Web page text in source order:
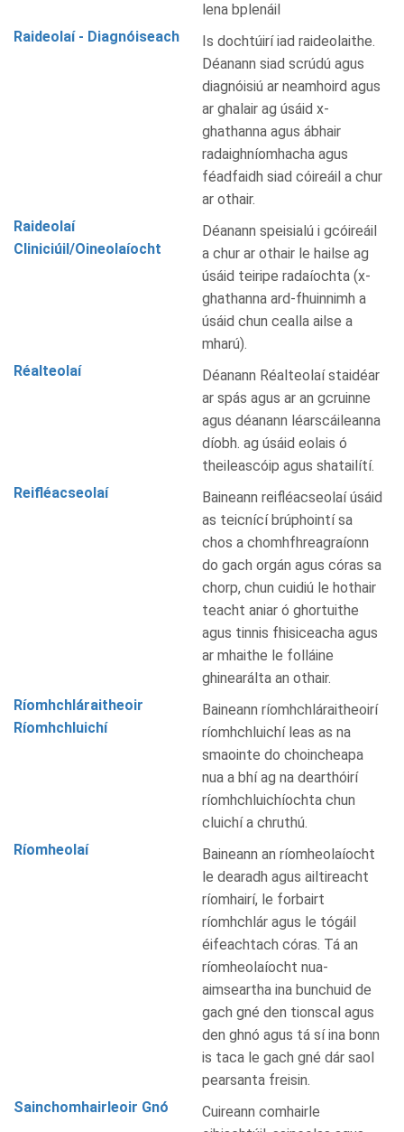
lena bplenáil
Raideolaí - Diagnóiseach
Is dochtúirí iad raideolaithe.
Déanann siad scrúdú agus
diagnóisiú ar neamhoird agus
ar ghalair ag úsáid x-
ghathanna agus ábhair
radaighníomhacha agus
féadfaidh siad cóireáil a chur
ar othair.
Raideolaí
Cliniciúil/Oineolaíocht
Déanann speisialú i gcóireáil
a chur ar othair le hailse ag
úsáid teiripe radaíochta (x-
ghathanna ard-fhuinnimh a
úsáid chun cealla ailse a
mharú).
Réalteolaí
Déanann Réalteolaí staidéar
ar spás agus ar an gcruinne
agus déanann léarscáileanna
díobh. ag úsáid eolais ó
theileascóip agus shatailítí.
Reifléacseolaí
Baineann reifléacseolaí úsáid
as teicnící brúphointí sa
chos a chomhfhreagraíonn
do gach orgán agus córas sa
chorp, chun cuidiú le hothair
teacht aniar ó ghortuithe
agus tinnis fhisiceacha agus
ar mhaithe le folláine
ghinearálta an othair.
Ríomhchláraitheoir
Ríomhchluichí
Baineann ríomhchláraitheoirí
ríomhchluichí leas as na
smaointe do choincheapa
nua a bhí ag na dearthóirí
ríomhchluichíochta chun
cluichí a chruthú.
Ríomheolaí
Baineann an ríomheolaíocht
le dearadh agus ailtireacht
ríomhairí, le forbairt
ríomhchlár agus le tógáil
éifeachtach córas. Tá an
ríomheolaíocht nua-
aimseartha ina bunchuid de
gach gné den tionscal agus
den ghnó agus tá sí ina bonn
is taca le gach gné dár saol
pearsanta freisin.
Sainchomhairleoir Gnó
Cuireann comhairle